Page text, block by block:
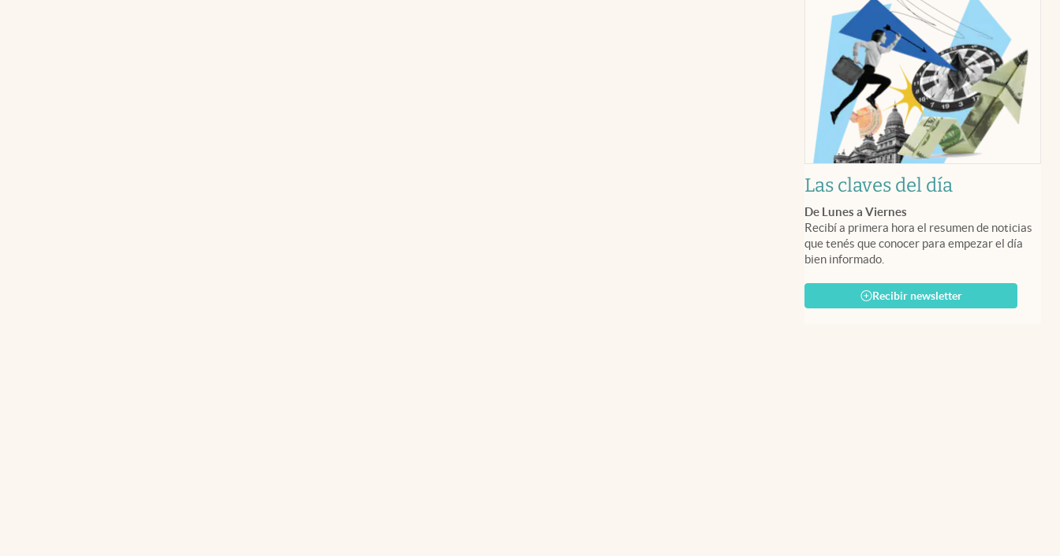
Las claves del día
De Lunes a Viernes
Recibí a primera hora el resumen de noticias
que tenés que conocer para empezar el día
bien informado.
Recibir newsletter